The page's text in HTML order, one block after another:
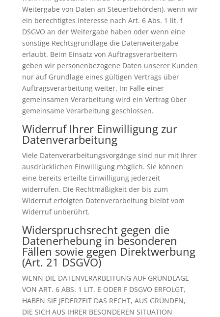
Weitergabe von Daten an Steuerbehörden), wenn wir
ein berechtigtes Interesse nach Art. 6 Abs. 1 lit. f
DSGVO an der Weitergabe haben oder wenn eine
sonstige Rechtsgrundlage die Datenweitergabe
erlaubt. Beim Einsatz von Auftragsverarbeitern
geben wir personenbezogene Daten unserer Kunden
nur auf Grundlage eines gültigen Vertrags über
Auftragsverarbeitung weiter. Im Falle einer
gemeinsamen Verarbeitung wird ein Vertrag über
gemeinsame Verarbeitung geschlossen.
Widerruf Ihrer Einwilligung zur
Datenverarbeitung
Viele Datenverarbeitungsvorgänge sind nur mit Ihrer
ausdrücklichen Einwilligung möglich. Sie können
eine bereits erteilte Einwilligung jederzeit
widerrufen. Die Rechtmäßigkeit der bis zum
Widerruf erfolgten Datenverarbeitung bleibt vom
Widerruf unberührt.
Widerspruchsrecht gegen die
Datenerhebung in besonderen
Fällen sowie gegen Direktwerbung
(Art. 21 DSGVO)
WENN DIE DATENVERARBEITUNG AUF GRUNDLAGE
VON ART. 6 ABS. 1 LIT. E ODER F DSGVO ERFOLGT,
HABEN SIE JEDERZEIT DAS RECHT, AUS GRÜNDEN,
DIE SICH AUS IHRER BESONDEREN SITUATION